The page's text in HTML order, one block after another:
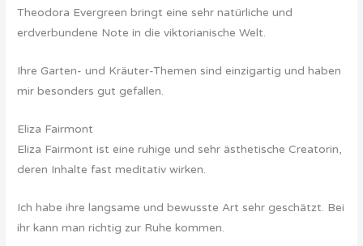
Theodora Evergreen bringt eine sehr natürliche und
erdverbundene Note in die viktorianische Welt.
Ihre Garten- und Kräuter-Themen sind einzigartig und haben
mir besonders gut gefallen.
Eliza Fairmont
Eliza Fairmont ist eine ruhige und sehr ästhetische Creatorin,
deren Inhalte fast meditativ wirken.
Ich habe ihre langsame und bewusste Art sehr geschätzt. Bei
ihr kann man richtig zur Ruhe kommen.